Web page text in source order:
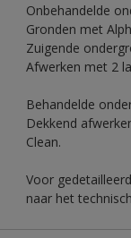
Onbehandelde
Gronden met
Zuigende
Afwerken met 2
Behandelde
Dekkend
Clean.
Voor
naar het